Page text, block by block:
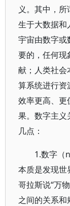
义。其中，
生于大数据和
宇宙由数字或
要的，任何现
献；人类社会
算系统进行资
效率更高、更
果。数字主义
几点：
1.数字（
本质是发现世
哥拉斯说“万
之间的关系